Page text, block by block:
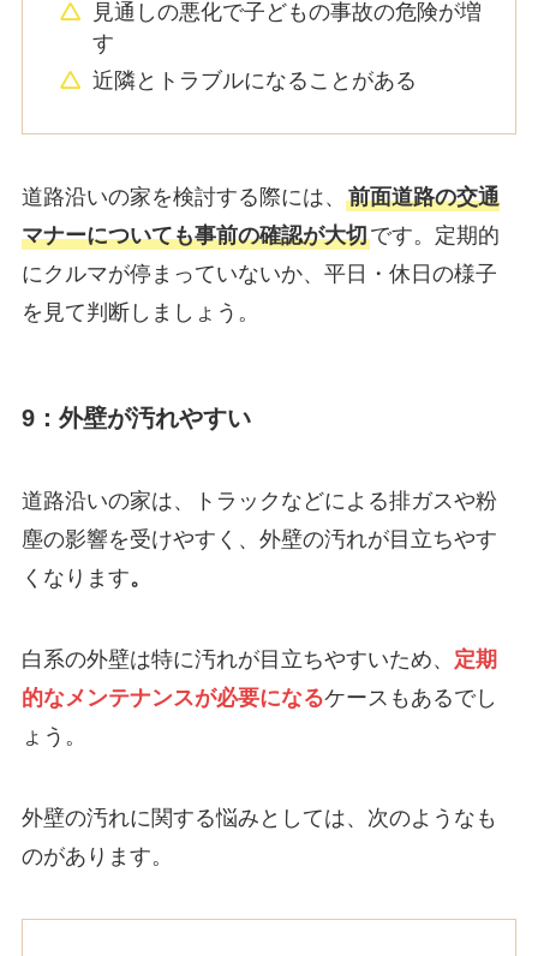
見通しの悪化で子どもの事故の危険が増
す
近隣とトラブルになることがある
道路沿いの家を検討する際には、 前面道路の交通
マナーについても事前の確認が大切です。定期的
にクルマが停まっていないか、平日・休日の様子
を見て判断しましょう。
9：外壁が汚れやすい
道路沿いの家は、トラックなどによる排ガスや粉
塵の影響を受けやすく、外壁の汚れが目立ちやす
くなります。
白系の外壁は特に汚れが目立ちやすいため、 定期
的なメンテナンスが必要になるケースもあるでし
ょう。
外壁の汚れに関する悩みとしては、次のようなも
のがあります。